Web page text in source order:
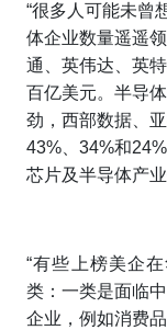
“很多人可能未曾
体企业数量遥遥
通、英伟达、英
百亿美元。半导
劲，西部数据、
43%、34%和
芯片及半导体产
“有些上榜美企
类：一类是面临
企业，例如消费